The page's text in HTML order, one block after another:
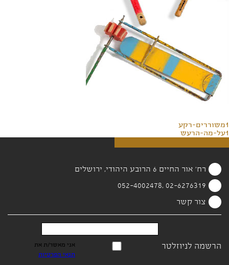
1משוררים-רקע
1על-מה-הרעש
רח' אור החיים 6 הרובע היהודי, ירושלים
02-6276319 ,052-4002478
צור קשר
הרשמה לניוזלטר
אני מאשר/ת את
תנאי הפרטיות